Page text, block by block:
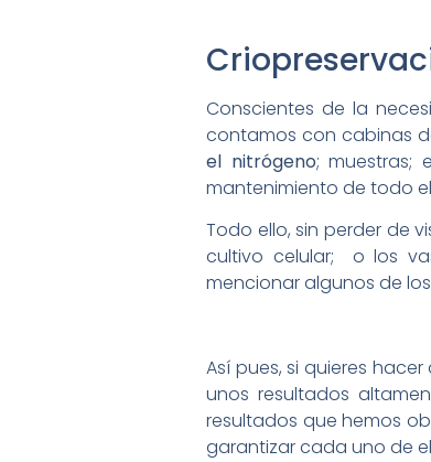
Conscientes de la
contamos con cabinas
el nitrógeno; muestras;
mantenimiento de todo
Todo ello, sin perder de
cultivo celular; o los
mencionar algunos de
Así pues, si quieres
unos resultados
resultados que hemos
garantizar cada uno de